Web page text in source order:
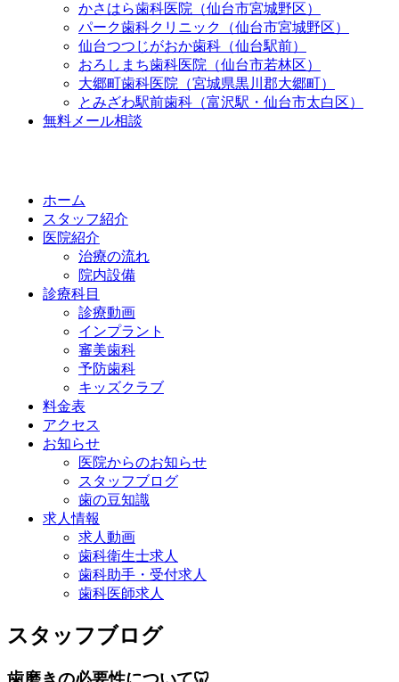
かさはら歯科医院（仙台市宮城野区）
パーク歯科クリニック（仙台市宮城野区）
仙台つつじがおか歯科（仙台駅前）
おろしまち歯科医院（仙台市若林区）
大郷町歯科医院（宮城県黒川郡大郷町）
とみざわ駅前歯科（富沢駅・仙台市太白区）
無料メール相談
ホーム
スタッフ紹介
医院紹介
治療の流れ
院内設備
診療科目
診療動画
インプラント
審美歯科
予防歯科
キッズクラブ
料金表
アクセス
お知らせ
医院からのお知らせ
スタッフブログ
歯の豆知識
求人情報
求人動画
歯科衛生士求人
歯科助手・受付求人
歯科医師求人
スタッフブログ